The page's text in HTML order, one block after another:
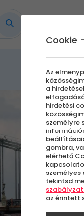
Cookie
Az
a
hirdetési
személyre
gombra,
elérhető
tekintsd
az érintett